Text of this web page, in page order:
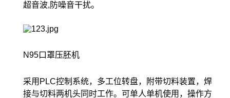
超音波,防噪音干扰。
N95口罩压胚机
采用PLC控制系统，多工位转盘，附带切料装置，焊
接与切料两机头同时工作。可单人单机使用，操作方